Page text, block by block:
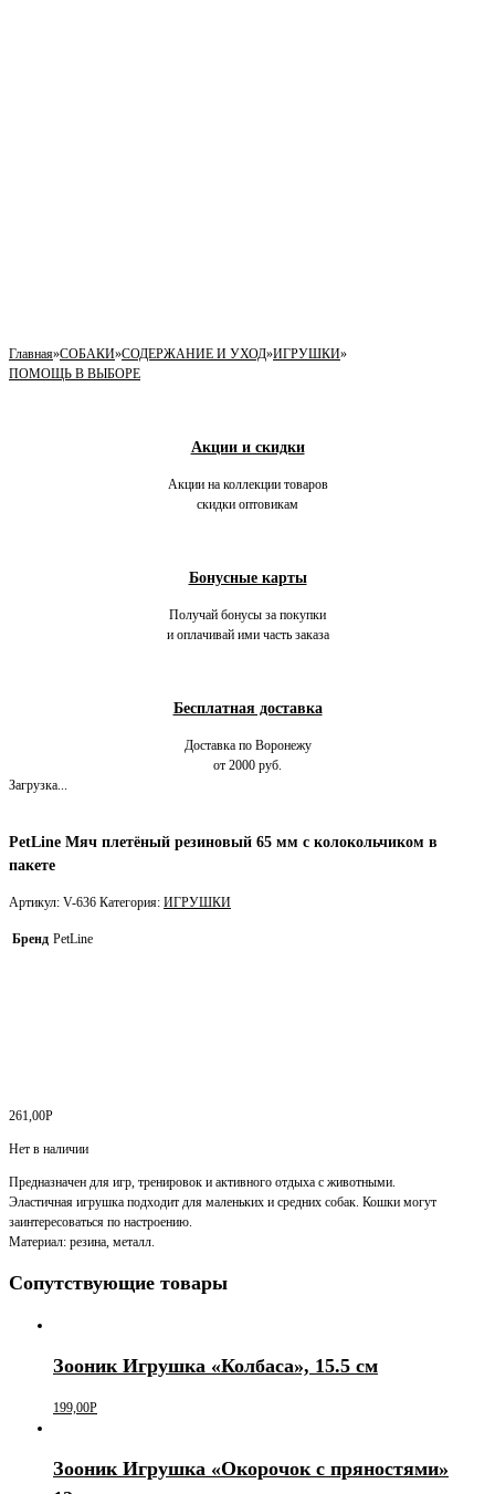
Главная»СОБАКИ»СОДЕРЖАНИЕ И УХОД»ИГРУШКИ»
ПОМОЩЬ В ВЫБОРЕ
Акции и скидки
Акции на коллекции товаров
скидки оптовикам
Бонусные карты
Получай бонусы за покупки
и оплачивай ими часть заказа
Бесплатная доставка
Доставка по Воронежу
от 2000 руб.
Загрузка...
PetLine Мяч плетёный резиновый 65 мм с колокольчиком в
пакете
Артикул: V-636 Категория: ИГРУШКИ
Бренд PetLine
261,00Р
Нет в наличии
Предназначен для игр, тренировок и активного отдыха с животными.
Эластичная игрушка подходит для маленьких и средних собак. Кошки могут
заинтересоваться по настроению.
Материал: резина, металл.
Сопутствующие товары
Зооник Игрушка «Колбаса», 15.5 см
199,00Р
Зооник Игрушка «Окорочок с пряностями»